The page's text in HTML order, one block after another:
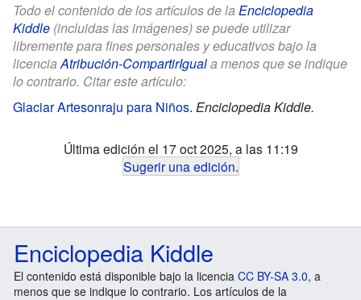
Todo el contenido de los artículos de la Enciclopedia
Kiddle (incluidas las imágenes) se puede utilizar
libremente para fines personales y educativos bajo la
licenciaAtribución-CompartirIguala menos que se indique
lo contrario. Citar este artículo:
Glaciar Artesonraju para Niños. Enciclopedia Kiddle.
Última edición el 17 oct 2025, a las 11:19
Sugerir una edición.
Enciclopedia Kiddle
El contenido está disponible bajo la licencia CC BY-SA 3.0, a
menos que se indique lo contrario. Los artículos de la